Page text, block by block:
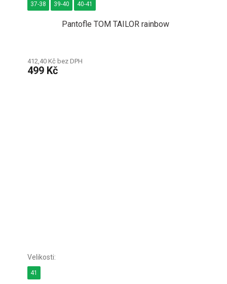
Pantofle TOM TAILOR rainbow
412,40 Kč bez DPH
499 Kč
37-38 39-40 40-41
41